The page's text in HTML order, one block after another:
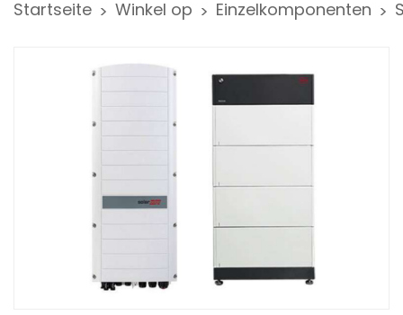
Startseite > Winkel op > Einzelkomponenten >